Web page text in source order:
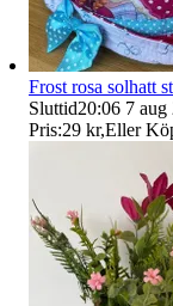
Frost rosa solhatt
Sluttid20:06 7 aug
Pris:29 kr,Eller